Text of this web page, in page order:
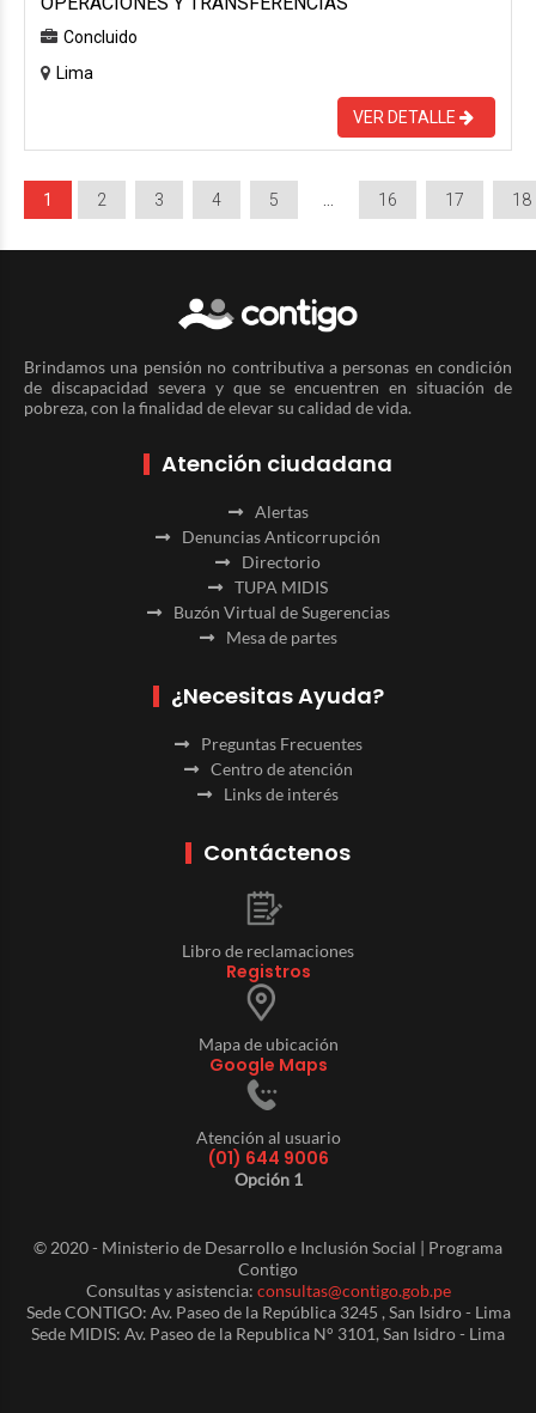
Concluido
Lima
VER DETALLE
1 2 3 4 5 16 17 18
Brindamos una pensión no contributiva a personas en condición
de discapacidad severa y que se encuentren en situación de
pobreza, con la finalidad de elevar su calidad de vida.
Atención ciudadana
Alertas
Denuncias Anticorrupción
Directorio
TUPA MIDIS
Buzón Virtual de Sugerencias
Mesa de partes
¿Necesitas Ayuda?
Preguntas Frecuentes
Centro de atención
Links de interés
Contáctenos
Libro de reclamaciones
Registros
Mapa de ubicación
Google Maps
Atención al usuario
(01) 644 9006
Opción 1
© 2020 - Ministerio de Desarrollo e Inclusión Social | Programa
Contigo
Consultas y asistencia: consultas@contigo.gob.pe
Sede CONTIGO: Av. Paseo de la República 3245 , San Isidro - Lima
Sede MIDIS: Av. Paseo de la Republica N° 3101, San Isidro - Lima